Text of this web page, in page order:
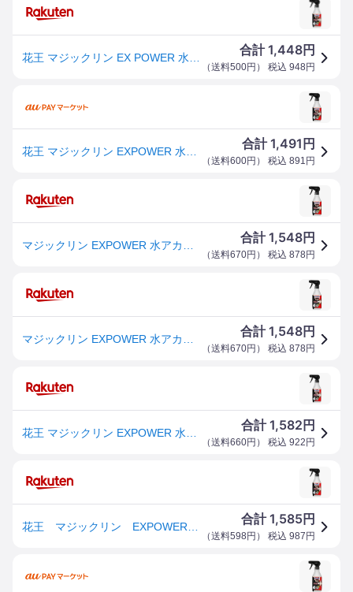
合計1,448円
（送料500円 ） 税込 948 円
合計1,491 円
（送料600円 ） 税込 891 円
合計1,548円
（送料670円 ） 税込 878 円
合計1,548円
（送料670円 ） 税込 878 円
合計1,582 円
（送料660円 ） 税込 922 円
合計1,585円
（送料598円 ） 税込 987 円